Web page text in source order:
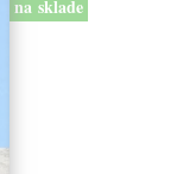
na sklade